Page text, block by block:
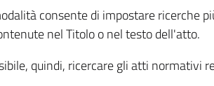
consente di impostare ricerche
nel Titolo o nel testo dell'atto.
quindi, ricercare gli atti normativi